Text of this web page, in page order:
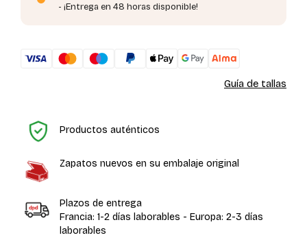
- ¡Entrega en 48 horas disponible!
Guía de tallas
Productos auténticos
Zapatos nuevos en su embalaje original
Plazos de entrega
Francia: 1-2 días laborables - Europa: 2-3 días
laborables